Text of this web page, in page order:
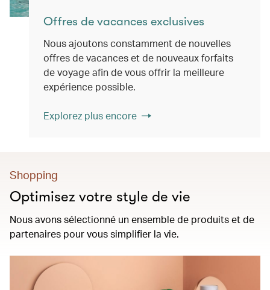
Offres de vacances exclusives
Nous ajoutons constamment de nouvelles
offres de vacances et de nouveaux forfaits
de voyage afin de vous offrir la meilleure
expérience possible.
Explorez plus encore
Shopping
Optimisez votre style de vie
Nous avons sélectionné un ensemble de produits et de
partenaires pour vous simplifier la vie.